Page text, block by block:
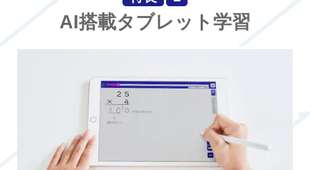
AI搭載タブレット学習